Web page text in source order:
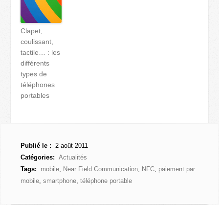
Clapet,
coulissant,
tactile… : les
différents
types de
téléphones
portables
Publié le : 2 août 2011
Catégories:
Actualités
Tags:
mobile, Near Field Communication, NFC, paiement par
mobile,smartphone,téléphone portable